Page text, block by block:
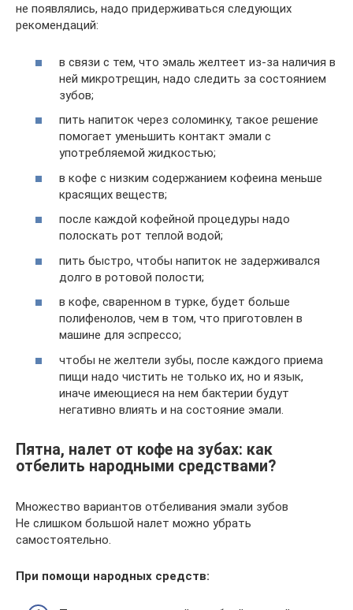
не появлялись, надо придерживаться следующих
рекомендаций:
в связи с тем, что эмаль желтеет из-за наличия в
ней микротрещин, надо следить за состоянием
зубов;
пить напиток через соломинку, такое решение
помогает уменьшить контакт эмали с
употребляемой жидкостью;
в кофе с низким содержанием кофеина меньше
красящих веществ;
после каждой кофейной процедуры надо
полоскать рот теплой водой;
пить быстро, чтобы напиток не задерживался
долго в ротовой полости;
в кофе, сваренном в турке, будет больше
полифенолов, чем в том, что приготовлен в
машине для эспрессо;
чтобы не желтели зубы, после каждого приема
пищи надо чистить не только их, но и язык,
иначе имеющиеся на нем бактерии будут
негативно влиять и на состояние эмали.
Пятна, налет от кофе на зубах: как
отбелить народными средствами?
Множество вариантов отбеливания эмали зубов
Не слишком большой налет можно убрать
самостоятельно.
При помощи народных средств: